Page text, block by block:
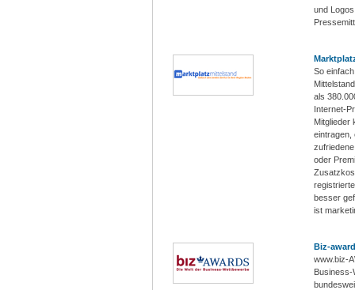
und
So
als
Internet-
Mitglieder
eintragen,
oder
besser
ist
Biz-
www.biz-
Business-